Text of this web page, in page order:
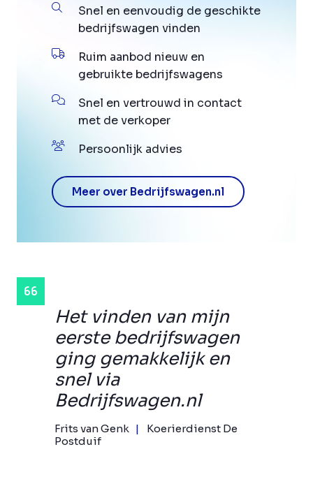
Het vinden van mijn
eerste bedrijfswagen
ging gemakkelijk en
snel via
Bedrijfswagen.nl
Frits van Genk
Koerierdienst De
Postduif
Snel en eenvoudig de geschikte
bedrijfswagen vinden
Ruim aanbod nieuw en
gebruikte bedrijfswagens
Snel en vertrouwd in contact
met de verkoper
Persoonlijk advies
Meer over Bedrijfswagen.nl